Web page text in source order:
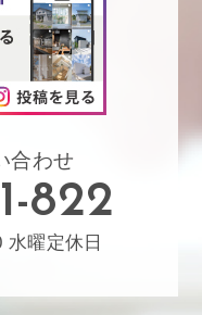
合わせ
822
水曜定休日